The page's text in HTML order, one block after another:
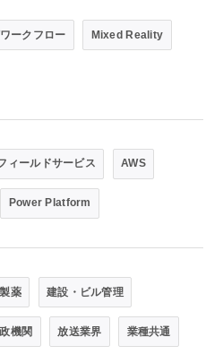
ークフロー Mixed Reality
ィールドサービス AWS
Power Platform
薬 建設・ビル管理
機関 放送業界 業種共通